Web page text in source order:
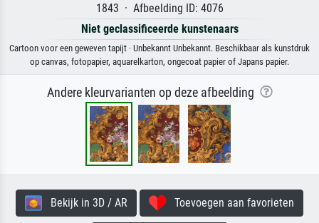
1843 · Afbeelding ID: 4076
Niet geclassificeerde kunstenaars
Cartoon voor een geweven tapijt · Unbekannt Unbekannt. Beschikbaar als kunstdruk
op canvas, fotopapier, aquarelkarton, ongecoat papier of Japans papier.
Andere kleurvarianten op deze afbeelding
Bekijk in 3D / AR Toevoegen aan favorieten